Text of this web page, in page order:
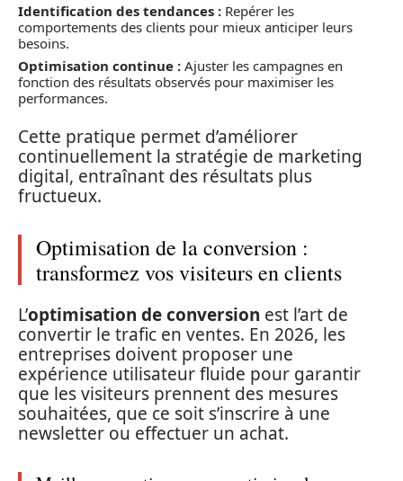
Identification des tendances : Repérer les
comportements des clients pour mieux anticiper leurs
besoins.
Optimisation continue : Ajuster les campagnes en
fonction des résultats observés pour maximiser les
performances.
Cette pratique permet d’améliorer
continuellement la stratégie de marketing
digital, entraînant des résultats plus
fructueux.
Optimisation de la conversion :
transformez vos visiteurs en clients
L’optimisation de conversion est l’art de
convertir le trafic en ventes. En 2026, les
entreprises doivent proposer une
expérience utilisateur fluide pour garantir
que les visiteurs prennent des mesures
souhaitées, que ce soit s’inscrire à une
newsletter ou effectuer un achat.